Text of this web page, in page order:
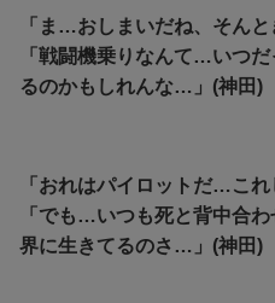
「ま…おしまいだね、そんと
「戦闘機乗りなんて…いつ
るのかもしれんな…」(神田)
「おれはパイロットだ…こ
「でも…いつも死と背中合
界に生きてるのさ…」(神田)